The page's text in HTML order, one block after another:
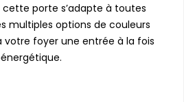
cette porte s’adapte à toutes
multiples options de couleurs
foyer une entrée à la fois